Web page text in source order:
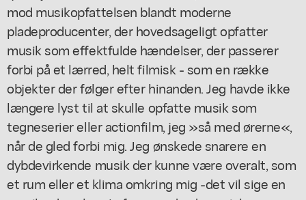
mod musikopfattelsen blandt moderne
pladeproducenter, der hovedsageligt opfatter
musik som effektfulde hændelser, der passerer
forbi på et lærred, helt filmisk - som en række
objekter der følger efter hinanden. Jeg havde ikke
længere lyst til at skulle opfatte musik som
tegneserier eller actionfilm, jeg »så med ørerne«,
når de gled forbi mig. Jeg ønskede snarere en
dybdevirkende musik der kunne være overalt, som
et rum eller et klima omkring mig -det vil sige en